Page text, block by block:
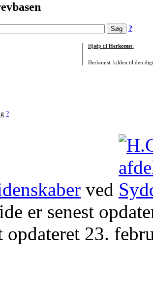
?
?
Hjælp til Herkomst:
Herkomst: kilden til den
ved
er senest
opdateret 23.